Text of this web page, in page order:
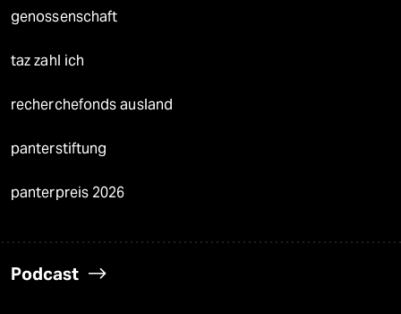
genossenschaft
taz zahl ich
recherchefonds ausland
panterstiftung
panterpreis 2026
Podcast